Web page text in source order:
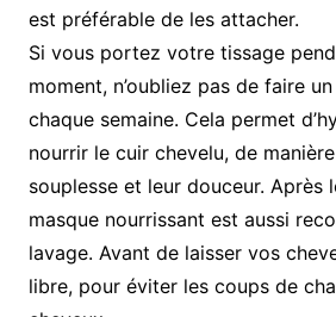
est préférable de les attacher.
Si vous portez votre tissage
moment, n’oubliez pas de faire un
chaque semaine. Cela permet
nourrir le cuir chevelu, de
souplesse et leur douceur. Après
masque nourrissant est aussi
lavage. Avant de laisser vos
libre, pour éviter les coups de